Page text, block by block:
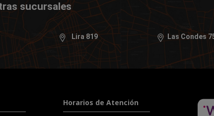
sucursales
Lira 819 Las Condes
Horarios de Atención